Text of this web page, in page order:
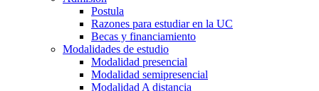
Postula
Razones para estudiar en la UC
Becas y financiamiento
Modalidades de estudio
Modalidad presencial
Modalidad semipresencial
Modalidad A distancia